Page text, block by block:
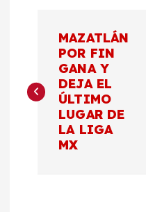
v
MAZATLÁN
POR FIN
GANA Y
DEJA EL
ÚLTIMO
LUGAR DE
LA LIGA
MX